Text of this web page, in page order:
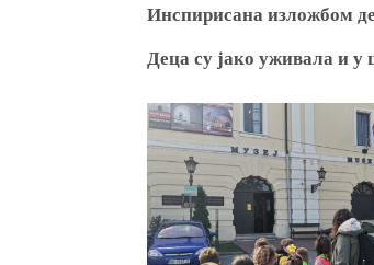
Инспирисана изложбом
Деца су јако уживала и у